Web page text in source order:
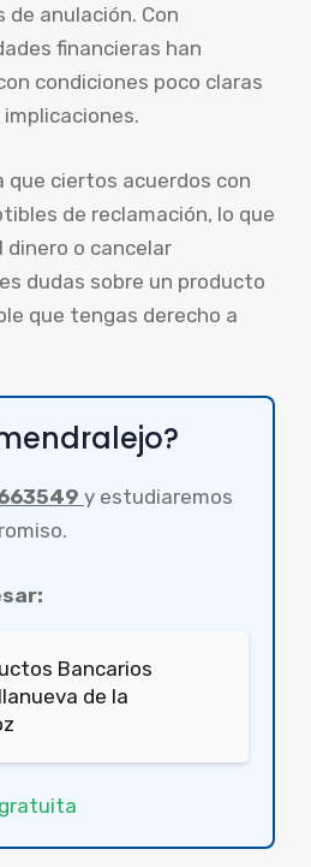
anulación. Con
financieras han
condiciones poco claras
que ciertos acuerdos con
de reclamación, lo que
o cancelar
dudas sobre un producto
que tengas derecho a
y estudiaremos
Bancarios
de la